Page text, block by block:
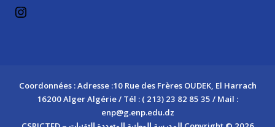
Coordonnées : Adresse :10 Rue des Frères OUDEK, El Harrach
16200 Alger Algérie / Tél : ( 213) 23 82 85 35 / Mail :
enp@g.enp.edu.dz